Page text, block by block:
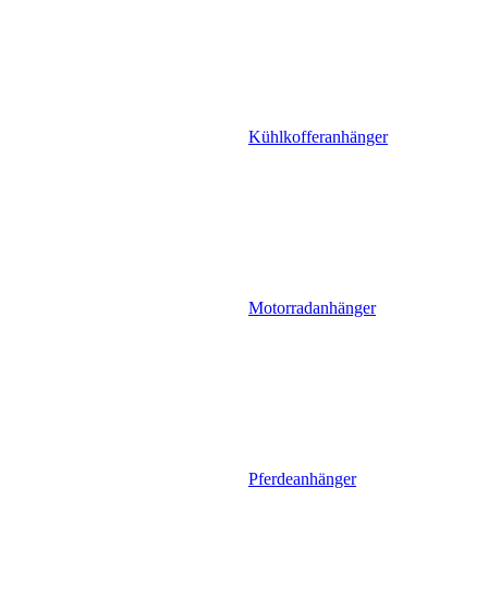
Kühlkofferanhänger
Motorradanhänger
Pferdeanhänger